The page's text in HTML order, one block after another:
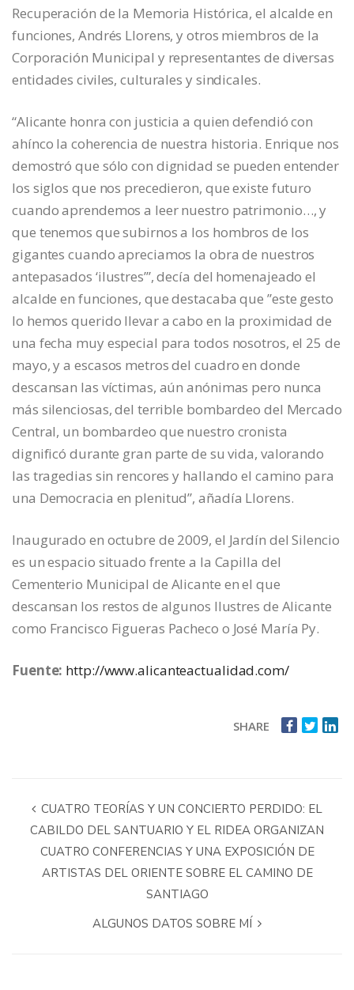
Recuperación de la Memoria Histórica, el alcalde en
funciones, Andrés Llorens, y otros miembros de la
Corporación Municipal y representantes de diversas
entidades civiles, culturales y sindicales.
“Alicante honra con justicia a quien defendió con
ahínco la coherencia de nuestra historia. Enrique nos
demostró que sólo con dignidad se pueden entender
los siglos que nos precedieron, que existe futuro
cuando aprendemos a leer nuestro patrimonio…, y
que tenemos que subirnos a los hombros de los
gigantes cuando apreciamos la obra de nuestros
antepasados ‘ilustres’”, decía del homenajeado el
alcalde en funciones, que destacaba que ”este gesto
lo hemos querido llevar a cabo en la proximidad de
una fecha muy especial para todos nosotros, el 25 de
mayo, y a escasos metros del cuadro en donde
descansan las víctimas, aún anónimas pero nunca
más silenciosas, del terrible bombardeo del Mercado
Central, un bombardeo que nuestro cronista
dignificó durante gran parte de su vida, valorando
las tragedias sin rencores y hallando el camino para
una Democracia en plenitud”, añadía Llorens.
Inaugurado en octubre de 2009, el Jardín del Silencio
es un espacio situado frente a la Capilla del
Cementerio Municipal de Alicante en el que
descansan los restos de algunos Ilustres de Alicante
como Francisco Figueras Pacheco o José María Py.
Fuente: http://www.alicanteactualidad.com/
SHARE
CUATRO TEORÍAS Y UN CONCIERTO PERDIDO: EL
CABILDO DEL SANTUARIO Y EL RIDEA ORGANIZAN
CUATRO CONFERENCIAS Y UNA EXPOSICIÓN DE
ARTISTAS DEL ORIENTE SOBRE EL CAMINO DE
SANTIAGO
ALGUNOS DATOS SOBRE MÍ